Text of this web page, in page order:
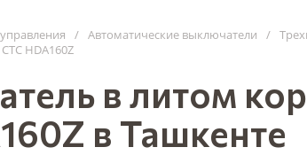
/ Автоматические выключатели /
HDA160Z
в литом
в Ташкенте